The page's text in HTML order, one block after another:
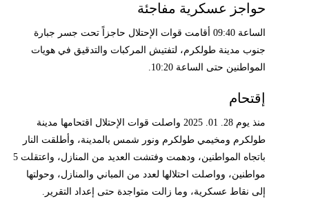
حواجز عسكرية مفاجئة
الساعة 09:40 أقامت قوات الإحتلال حاجزاً تحت جسر جبارة
جنوب مدينة طولكرم، لتفتيش المركبات والتدقيق في هويات
المواطنين حتى الساعة 10:20.
إقتحام
منذ يوم 28. 01. 2025 واصلت قوات الإحتلال اقتحامها مدينة
طولكرم ومخيمي طولكرم ونور شمس بالمدينة، وأطلقت النار
باتجاه المواطنين، ودهمت وفتشت العديد من المنازل، واعتقلت 5
مواطنين، وواصلت احتلالها لعدد من المباني والمنازل، وحولتها
إلى نقاط عسكرية، وما زالت متواجدة حتى إعداد التقرير.